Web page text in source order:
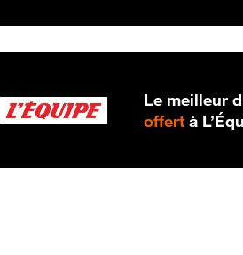
Le meilleur
offert à